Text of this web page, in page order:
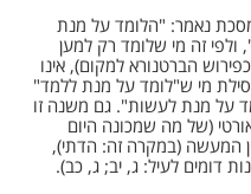
נאמר: "הלומד על מנת
ולפי זה מי שלומד רק למען
הברטנורא למקום), אינו
מי ש"לומד על מנת ללמד"
על מנת לעשות". גם משנה זו
(של מה שמכונה היום
המעשה (במקרה זה: הדתי),
דומים לעיל: ג, יב; ג, כב).